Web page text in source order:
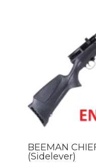
BEEMAN
(Sidelever)